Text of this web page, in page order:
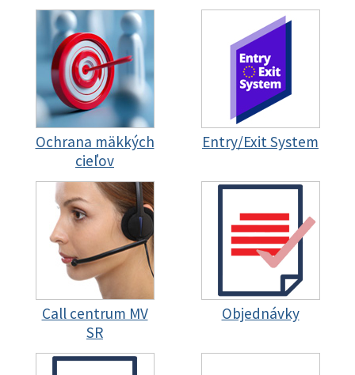
Ochrana mäkkých
cieľov
Entry/Exit System
Call centrum MV
SR
Objednávky